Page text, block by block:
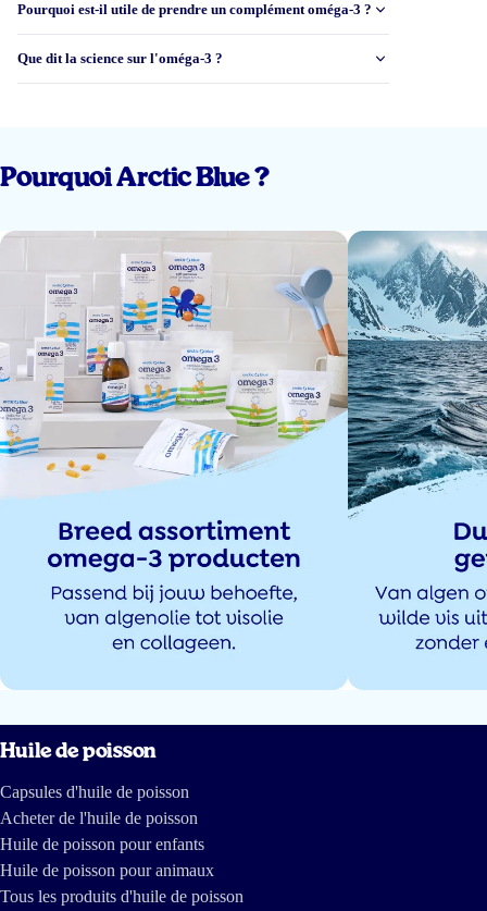
Vlotte en snelle levering.
Neutrale smaak, fijn lepeltje om te doseren en aangenaam om dagelijks in
te nemen.
Karen Buytaert
19 avr 2026
Niet erg om dit dagelijks te nemen. Het smaakt HEERLIJK
M.M. van Middendorp
14 avr 2026
Prima, snel in huis en goed van smaak.
Lisette Pannenborg
Super product
Herbert Van Rooij
Pourquoi est-il utile de prendre un complément oméga-3 ?
Que dit la science sur l'oméga-3 ?
Pourquoi Arctic Blue ?
Huile de poisson
Capsules d'huile de poisson
Acheter de l'huile de poisson
Huile de poisson pour enfants
Huile de poisson pour animaux
Tous les produits d'huile de poisson